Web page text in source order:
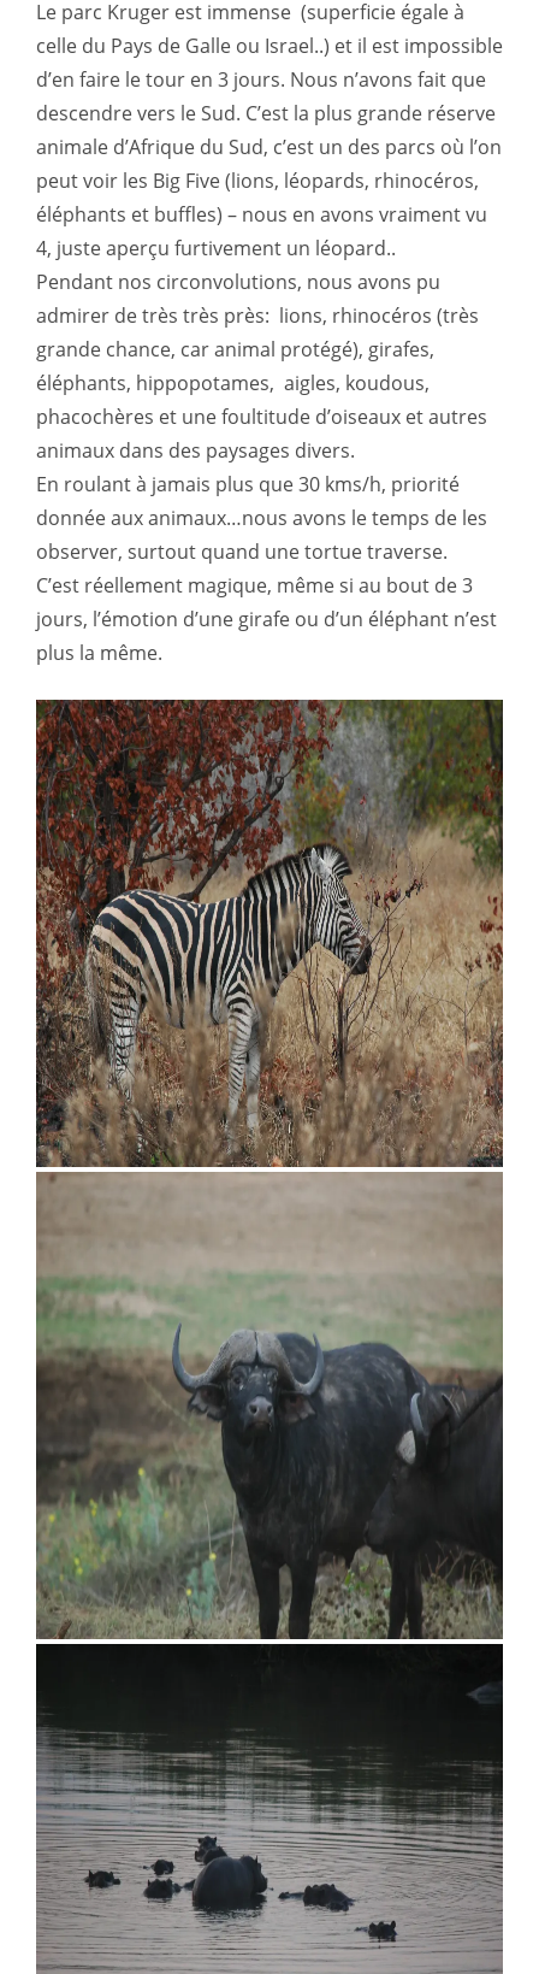
Le parc Kruger est immense (superficie égale à
celle du Pays de Galle ou Israel..) et il est impossible
d’en faire le tour en 3 jours. Nous n’avons fait que
descendre vers le Sud. C’est la plus grande réserve
animale d’Afrique du Sud, c’est un des parcs où l’on
peut voir les Big Five (lions, léopards, rhinocéros,
éléphants et buffles) – nous en avons vraiment vu
4, juste aperçu furtivement un léopard..
Pendant nos circonvolutions, nous avons pu
admirer de très très près: lions, rhinocéros (très
grande chance, car animal protégé), girafes,
éléphants, hippopotames, aigles, koudous,
phacochères et une foultitude d’oiseaux et autres
animaux dans des paysages divers.
En roulant à jamais plus que 30 kms/h, priorité
donnée aux animaux…nous avons le temps de les
observer, surtout quand une tortue traverse.
C’est réellement magique, même si au bout de 3
jours, l’émotion d’une girafe ou d’un éléphant n’est
plus la même.